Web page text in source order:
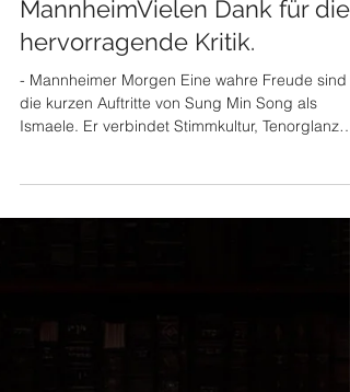
“Nabucco” in Nationaltheater
MannheimVielen Dank für die
hervorragende Kritik.
- Mannheimer Morgen Eine wahre Freude sind
und Energetik auf ideale Weise - SWR Kultur